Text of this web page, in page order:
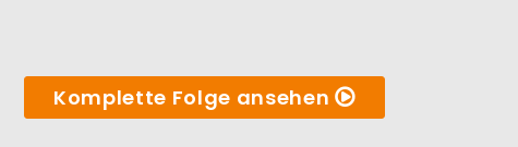
Komplette Folge ansehen